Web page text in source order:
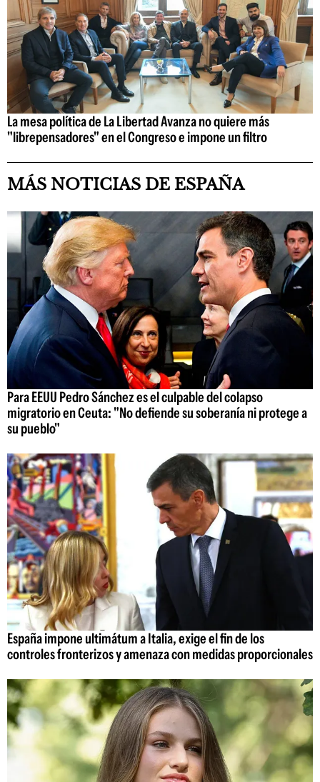
La mesa política de La Libertad Avanza no quiere más
"librepensadores" en el Congreso e impone un filtro
MÁS NOTICIAS DE ESPAÑA
Para EEUU Pedro Sánchez es el culpable del colapso
migratorio en Ceuta: "No defiende su soberanía ni protege a
su pueblo"
España impone ultimátum a Italia, exige el fin de los
controles fronterizos y amenaza con medidas proporcionales